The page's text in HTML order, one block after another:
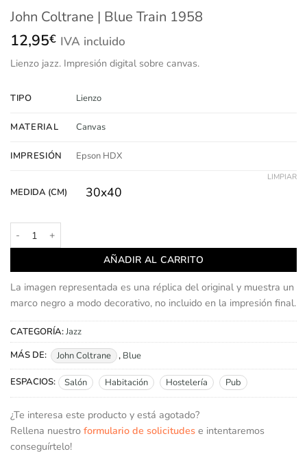
John Coltrane | Blue Train 1958
12,95€ IVA incluido
Lienzo jazz. Impresión digital sobre canvas.
TIPO Lienzo
MATERIAL Canvas
IMPRESIÓN Epson HDX
MEDIDA (CM) 30x40
LIMPIAR
John Coltrane | Blue Train 1958 cantidad
AÑADIR AL CARRITO
La imagen representada es una réplica del original y muestra un
marco negro a modo decorativo, no incluido en la impresión final.
CATEGORÍA:Jazz
MÁS DE:
John Coltrane , Blue
ESPACIOS: Salón Habitación Hostelería Pub
¿Te interesa este producto y está agotado?
Rellena nuestro formulario de solicitudes e intentaremos
conseguírtelo!